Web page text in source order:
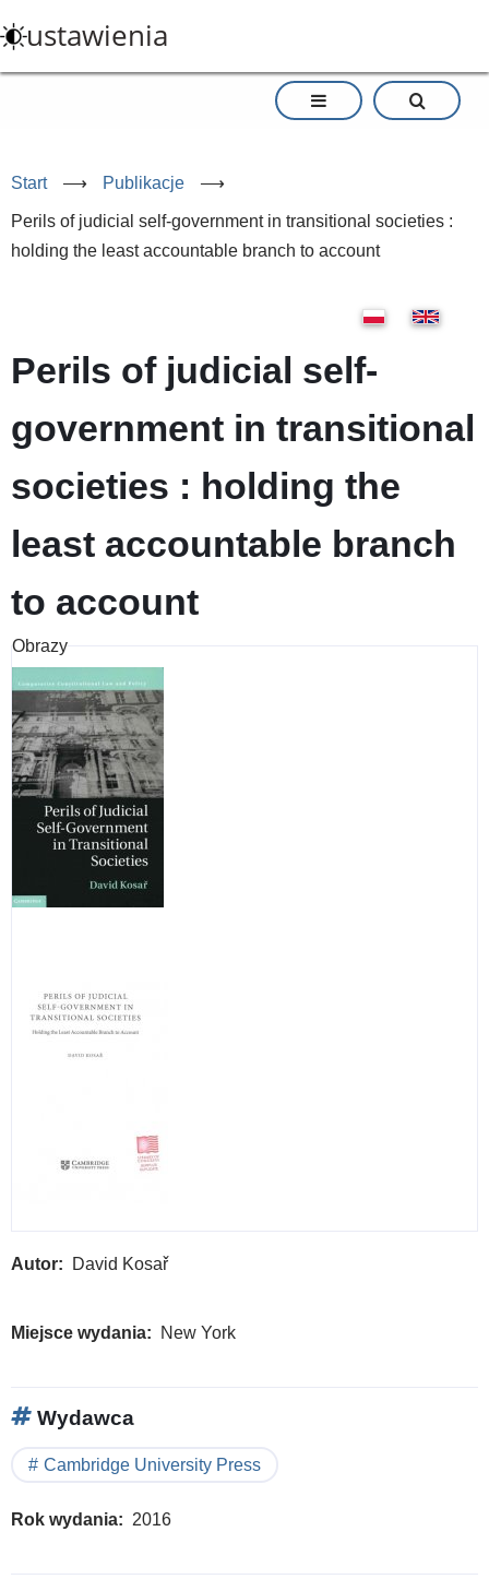
do
treści
ustawienia
Start ⟶ Publikacje ⟶
Perils of judicial self-government in transitional societies :
holding the least accountable branch to account
Perils of judicial self-
government in transitional
societies : holding the
least accountable branch
to account
Obrazy
Autor David Kosař
Miejsce wydania New York
Wydawca
Cambridge University Press
Rok wydania 2016